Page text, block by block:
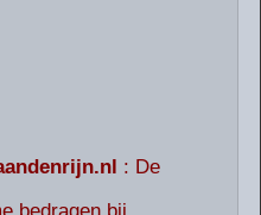
: De